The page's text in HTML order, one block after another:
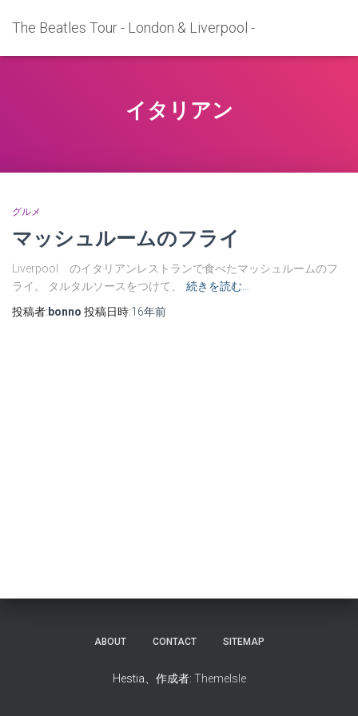
The Beatles Tour - London & Liverpool -
イタリアン
グルメ
マッシュルームのフライ
Liverpool のイタリアンレストランで食べたマッシュルームのフ
ライ。 タルタルソースをつけて、
続きを読む…
投稿者: bonno 投稿日時:16年前
ABOUT CONTACT SITEMAP
Hestia、作成者: ThemeIsle